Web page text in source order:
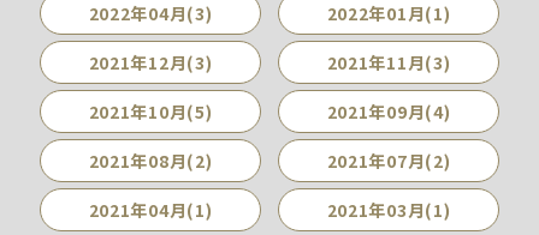
2022年04月(3) 2022年01月(1)
2021年12月(3) 2021年11月(3)
2021年10月(5) 2021年09月(4)
2021年08月(2) 2021年07月(2)
2021年04月(1) 2021年03月(1)